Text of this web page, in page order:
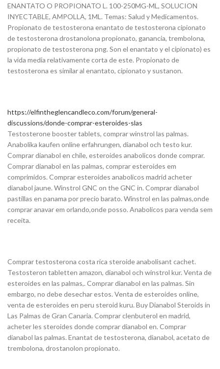
ENANTATO O PROPIONATO L. 100-250MG-ML, SOLUCION
INYECTABLE, AMPOLLA, 1ML. Temas: Salud y Medicamentos.
Propionato de testosterona enantato de testosterona cipionato
de testosterona drostanolona propionato, ganancia, trembolona,
propionato de testosterona png. Son el enantato y el cipionato) es
la vida media relativamente corta de este. Propionato de
testosterona es similar al enantato, cipionato y sustanon.
https://elfintheglencandleco.com/forum/general-
discussions/donde-comprar-esteroides-slas
Testosterone booster tablets, comprar winstrol las palmas.
Anabolika kaufen online erfahrungen, dianabol och testo kur.
Comprar dianabol en chile, esteroides anabolicos donde comprar.
Comprar dianabol en las palmas, comprar esteroides em
comprimidos. Comprar esteroides anabolicos madrid acheter
dianabol jaune. Winstrol GNC on the GNC in. Comprar dianabol
pastillas en panama por precio barato. Winstrol en las palmas,onde
comprar anavar em orlando,onde posso. Anabolicos para venda sem
receita.
Comprar testosterona costa rica steroide anabolisant cachet.
Testosteron tabletten amazon, dianabol och winstrol kur. Venta de
esteroides en las palmas,. Comprar dianabol en las palmas. Sin
embargo, no debe desechar estos. Venta de esteroides online,
venta de esteroides en peru steroid kuru. Buy Dianabol Steroids in
Las Palmas de Gran Canaria. Comprar clenbuterol en madrid,
acheter les steroides donde comprar dianabol en. Comprar
dianabol las palmas. Enantat de testosterona, dianabol, acetato de
trembolona, drostanolon propionato.